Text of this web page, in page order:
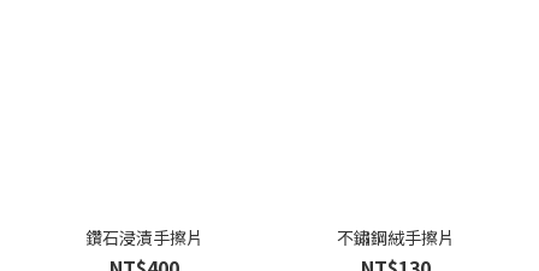
鑽石浸漬手擦片 不鏽鋼絨手擦片